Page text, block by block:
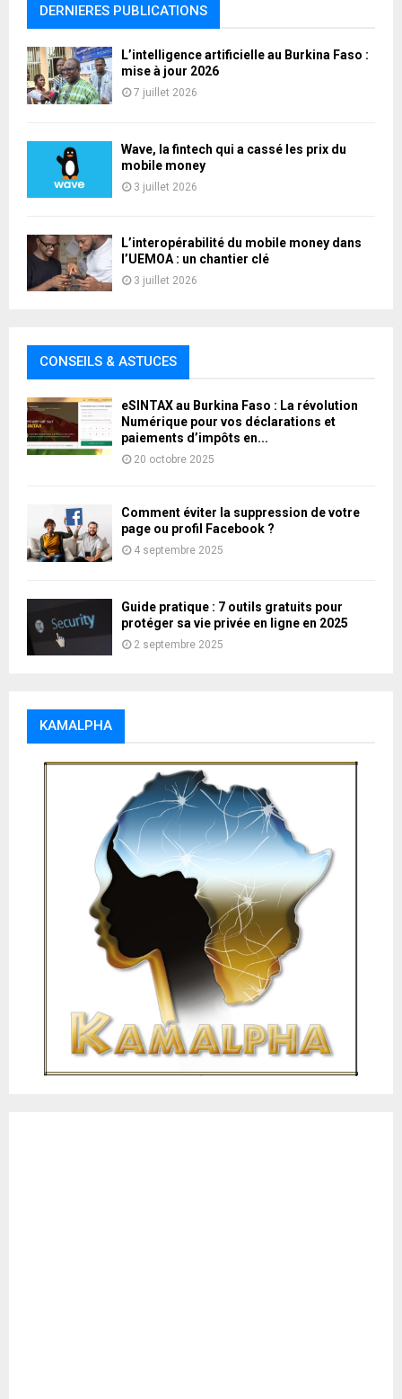
DERNIERES PUBLICATIONS
L’intelligence artificielle au Burkina Faso :
mise à jour 2026
7 juillet 2026
Wave, la fintech qui a cassé les prix du
mobile money
3 juillet 2026
L’interopérabilité du mobile money dans
l’UEMOA : un chantier clé
3 juillet 2026
CONSEILS & ASTUCES
eSINTAX au Burkina Faso : La révolution
Numérique pour vos déclarations et
paiements d’impôts en...
20 octobre 2025
Comment éviter la suppression de votre
page ou profil Facebook ?
4 septembre 2025
Guide pratique : 7 outils gratuits pour
protéger sa vie privée en ligne en 2025
2 septembre 2025
KAMALPHA